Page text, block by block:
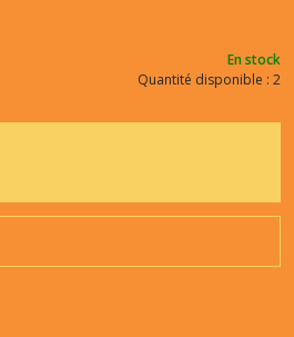
En stock
Quantité disponible : 2